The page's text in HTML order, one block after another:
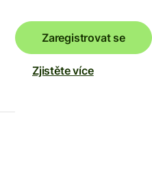
Zaregistrovat se
Zjistěte více